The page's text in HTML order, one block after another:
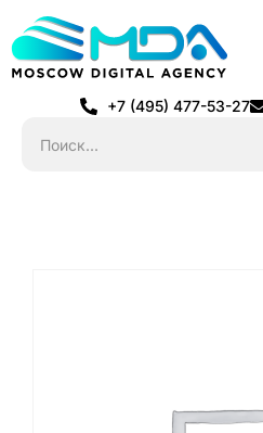
+7 (495) 477-53-27